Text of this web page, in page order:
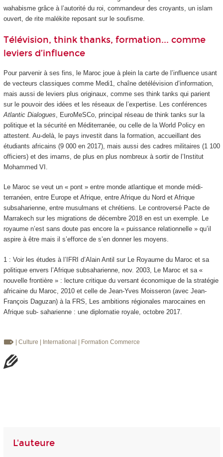
wahabisme grâce à l’autorité du roi, commandeur des croyants, un islam
ouvert, de rite malékite reposant sur le soufisme.
Télévision, think thanks, formation... comme
leviers d’influence
Pour parvenir à ses fins, le Maroc joue à plein la carte de l’influence usant
de vecteurs classiques comme Medi1, chaîne detélévision d’information,
mais aussi de leviers plus originaux, comme ses think tanks qui parient
sur le pouvoir des idées et les réseaux de l’expertise. Les conférences
Atlantic Dialogues , EuroMeSCo, principal réseau de think tanks sur la
politique et la sécurité en Méditerranée, ou celle de la World Policy en
attestent. Au-delà, le pays investit dans la formation, accueillant des
étudiants africains (9 000 en 2017), mais aussi des cadres militaires (1 100
officiers) et des imams, de plus en plus nombreux à sortir de l’Institut
Mohammed VI.
Le Maroc se veut un « pont » entre monde atlantique et monde médi-
terranéen, entre Europe et Afrique, entre Afrique du Nord et Afrique
subsaharienne, entre musulmans et chrétiens. Le controversé Pacte de
Marrakech sur les migrations de décembre 2018 en est un exemple. Le
royaume n’est sans doute pas encore la « puissance relationnelle » qu’il
aspire à être mais il s’efforce de s’en donner les moyens.
1 : Voir les études à l’IFRI d’Alain Antil sur Le Royaume du Maroc et sa
politique envers l’Afrique subsaharienne, nov. 2003, Le Maroc et sa «
nouvelle frontière » : lecture critique du versant économique de la stratégie
africaine du Maroc, 2010 et celle de Jean-Yves Moisseron (avec Jean-
François Daguzan) à la FRS, Les ambitions régionales marocaines en
Afrique sub- saharienne : une diplomatie royale, octobre 2017.
| Culture | International | Formation Commerce
L'auteure